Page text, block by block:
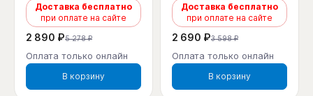
Доставка бесплатно
при оплате на сайте
2 890 ₽5 278 ₽
Оплата только онлайн
В корзину
Доставка бесплатно
при оплате на сайте
2 690 ₽3 598 ₽
Оплата только онлайн
В корзину